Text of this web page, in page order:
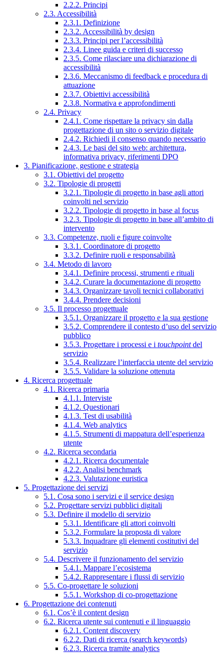
2.2.2. Principi
2.3. Accessibilità
2.3.1. Definizione
2.3.2. Accessibilità by design
2.3.3. Principi per l’accessibilità
2.3.4. Linee guida e criteri di successo
2.3.5. Come rilasciare una dichiarazione di
accessibilità
2.3.6. Meccanismo di feedback e procedura di
attuazione
2.3.7. Obiettivi accessibilità
2.3.8. Normativa e approfondimenti
2.4. Privacy
2.4.1. Come rispettare la privacy sin dalla
progettazione di un sito o servizio digitale
2.4.2. Richiedi il consenso quando necessario
2.4.3. Le basi del sito web: architettura,
informativa privacy, riferimenti DPO
3. Pianificazione, gestione e strategia
3.1. Obiettivi del progetto
3.2. Tipologie di progetti
3.2.1. Tipologie di progetto in base agli attori
coinvolti nel servizio
3.2.2. Tipologie di progetto in base al focus
3.2.3. Tipologie di progetto in base all’ambito di
intervento
3.3. Competenze, ruoli e figure coinvolte
3.3.1. Coordinatore di progetto
3.3.2. Definire ruoli e responsabilità
3.4. Metodo di lavoro
3.4.1. Definire processi, strumenti e rituali
3.4.2. Curare la documentazione di progetto
3.4.3. Organizzare tavoli tecnici collaborativi
3.4.4. Prendere decisioni
3.5. Il processo progettuale
3.5.1. Organizzare il progetto e la sua gestione
3.5.2. Comprendere il contesto d’uso del servizio
pubblico
3.5.3. Progettare i processi e i touchpointdel
servizio
3.5.4. Realizzare l’interfaccia utente del servizio
3.5.5. Validare la soluzione ottenuta
4. Ricerca progettuale
4.1. Ricerca primaria
4.1.1. Interviste
4.1.2. Questionari
4.1.3. Test di usabilità
4.1.4. Web analytics
4.1.5. Strumenti di mappatura dell’esperienza
utente
4.2. Ricerca secondaria
4.2.1. Ricerca documentale
4.2.2. Analisi benchmark
4.2.3. Valutazione euristica
5. Progettazione dei servizi
5.1. Cosa sono i servizi e il service design
5.2. Progettare servizi pubblici digitali
5.3. Definire il modello di servizio
5.3.1. Identificare gli attori coinvolti
5.3.2. Formulare la proposta di valore
5.3.3. Inquadrare gli elementi costitutivi del
servizio
5.4. Descrivere il funzionamento del servizio
5.4.1. Mappare l’ecosistema
5.4.2. Rappresentare i flussi di servizio
5.5. Co-progettare le soluzioni
5.5.1. Workshop di co-progettazione
6. Progettazione dei contenuti
6.1. Cos’è il content design
6.2. Ricerca utente sui contenuti e il linguaggio
6.2.1. Content discovery
6.2.2. Dati di ricerca (search keywords)
6.2.3. Ricerca tramite analytics